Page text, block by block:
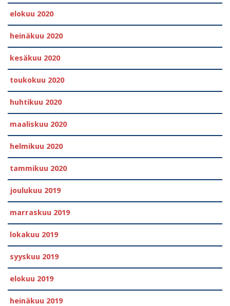
elokuu 2020
heinäkuu 2020
kesäkuu 2020
toukokuu 2020
huhtikuu 2020
maaliskuu 2020
helmikuu 2020
tammikuu 2020
joulukuu 2019
marraskuu 2019
lokakuu 2019
syyskuu 2019
elokuu 2019
heinäkuu 2019